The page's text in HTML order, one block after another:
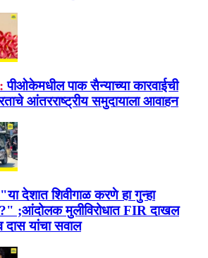
पीओकेमधील पाक सैन्याच्या कारवाईची
आंतरराष्ट्रीय समुदायाला आवाहन
"या देशात शिवीगाळ करणे हा गुन्हा
;आंदोलक मुलीविरोधात FIR दाखल
दास यांचा सवाल